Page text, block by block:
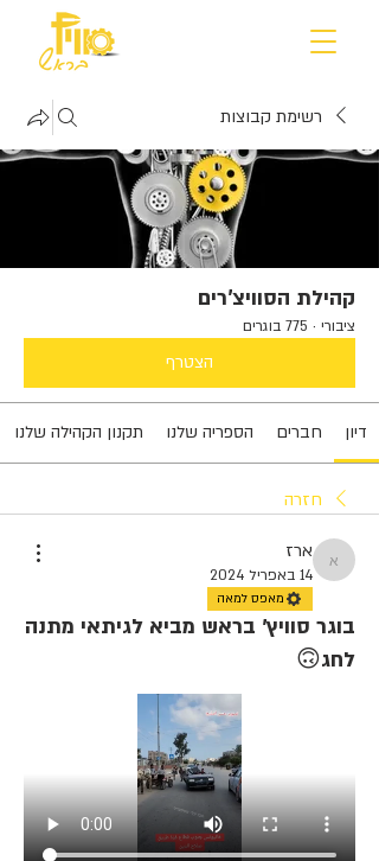
רשימת קבוצות
קהילת הסוויצ'רים
ציבורי · 775 בוגרים
הצטרף
דיון חברים הספריה שלנו תקנון הקהילה שלנו
חזרה
ארז
ארז
14 באפריל 2024
מאפס למאה
בוגר סוויץ׳ בראש מביא לגיתאי מתנה
לחג🙃